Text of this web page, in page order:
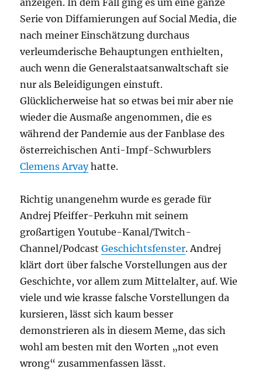
anzeigen. In dem Fall ging es um eine ganze
Serie von Diffamierungen auf Social Media, die
nach meiner Einschätzung durchaus
verleumderische Behauptungen enthielten,
auch wenn die Generalstaatsanwaltschaft sie
nur als Beleidigungen einstuft.
Glücklicherweise hat so etwas bei mir aber nie
wieder die Ausmaße angenommen, die es
während der Pandemie aus der Fanblase des
österreichischen Anti-Impf-Schwurblers
Clemens Arvayhatte.
Richtig unangenehm wurde es gerade für
Andrej Pfeiffer-Perkuhn mit seinem
großartigen Youtube-Kanal/Twitch-
Channel/PodcastGeschichtsfenster. Andrej
klärt dort über falsche Vorstellungen aus der
Geschichte, vor allem zum Mittelalter, auf. Wie
viele und wie krasse falsche Vorstellungen da
kursieren, lässt sich kaum besser
demonstrieren als in diesem Meme, das sich
wohl am besten mit den Worten „not even
wrong“ zusammenfassen lässt.